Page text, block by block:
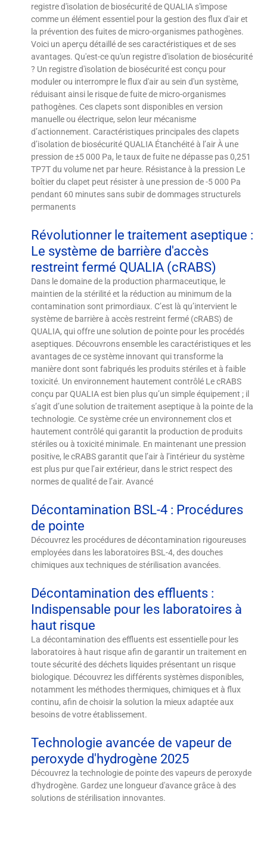
registre d'isolation de biosécurité de QUALIA s'impose
comme un élément essentiel pour la gestion des flux d'air et
la prévention des fuites de micro-organismes pathogènes.
Voici un aperçu détaillé de ses caractéristiques et de ses
avantages. Qu'est-ce qu'un registre d'isolation de biosécurité
? Un registre d'isolation de biosécurité est conçu pour
moduler ou interrompre le flux d'air au sein d'un système,
réduisant ainsi le risque de fuite de micro-organismes
pathogènes. Ces clapets sont disponibles en version
manuelle ou électrique, selon leur mécanisme
d’actionnement. Caractéristiques principales des clapets
d’isolation de biosécurité QUALIA Étanchéité à l’air À une
pression de ±5 000 Pa, le taux de fuite ne dépasse pas 0,251
TP7T du volume net par heure. Résistance à la pression Le
boîtier du clapet peut résister à une pression de -5 000 Pa
pendant 60 minutes sans subir de dommages structurels
permanents
Révolutionner le traitement aseptique :
Le système de barrière d'accès
restreint fermé QUALIA (cRABS)
Dans le domaine de la production pharmaceutique, le
maintien de la stérilité et la réduction au minimum de la
contamination sont primordiaux. C’est là qu’intervient le
système de barrière à accès restreint fermé (cRABS) de
QUALIA, qui offre une solution de pointe pour les procédés
aseptiques. Découvrons ensemble les caractéristiques et les
avantages de ce système innovant qui transforme la
manière dont sont fabriqués les produits stériles et à faible
toxicité. Un environnement hautement contrôlé Le cRABS
conçu par QUALIA est bien plus qu’un simple équipement ; il
s’agit d’une solution de traitement aseptique à la pointe de la
technologie. Ce système crée un environnement clos et
hautement contrôlé qui garantit la production de produits
stériles ou à toxicité minimale. En maintenant une pression
positive, le cRABS garantit que l’air à l’intérieur du système
est plus pur que l’air extérieur, dans le strict respect des
normes de qualité de l’air. Avancé
Décontamination BSL-4 : Procédures
de pointe
Découvrez les procédures de décontamination rigoureuses
employées dans les laboratoires BSL-4, des douches
chimiques aux techniques de stérilisation avancées.
Décontamination des effluents :
Indispensable pour les laboratoires à
haut risque
La décontamination des effluents est essentielle pour les
laboratoires à haut risque afin de garantir un traitement en
toute sécurité des déchets liquides présentant un risque
biologique. Découvrez les différents systèmes disponibles,
notamment les méthodes thermiques, chimiques et à flux
continu, afin de choisir la solution la mieux adaptée aux
besoins de votre établissement.
Technologie avancée de vapeur de
peroxyde d'hydrogène 2025
Découvrez la technologie de pointe des vapeurs de peroxyde
d'hydrogène. Gardez une longueur d'avance grâce à des
solutions de stérilisation innovantes.